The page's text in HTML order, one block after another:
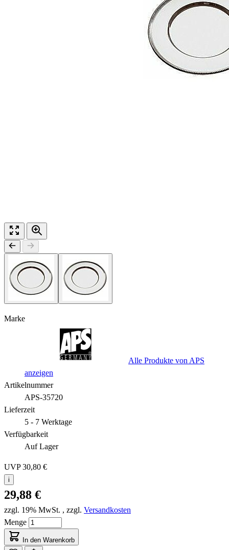
Marke
Alle Produkte von APS
anzeigen
Artikelnummer
APS-35720
Lieferzeit
5 - 7 Werktage
Verfügbarkeit
Auf Lager
UVP30,80 €
i
29,88 €
zzgl. 19% MwSt. , zzgl. Versandkosten
Menge
In den Warenkorb